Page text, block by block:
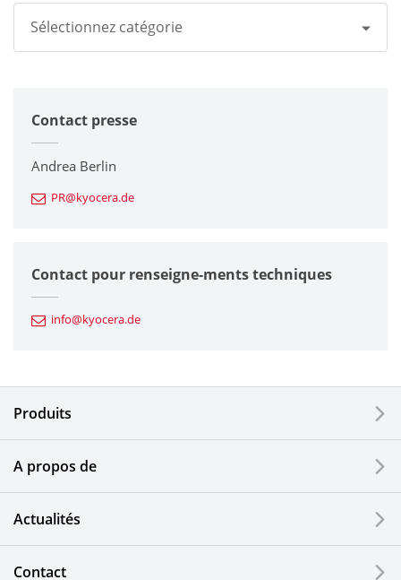
Sélectionnez catégorie
Groupe Kyocera
Imprimantes / Multifonctions
Composants en céramique fine
Composants automobiles
Composants électroniques
Composants optiques
Ecrans LCD et solutions tactiles
Systèmes électriques solaires
Contact presse
Andrea Berlin
PR@kyocera.de
Contact pour renseigne-ments techniques
info@kyocera.de
Produits
A propos de
Actualités
Contact